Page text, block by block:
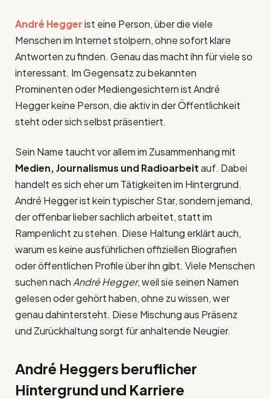
André Heggerist eine Person, über die viele
Menschen im Internet stolpern, ohne sofort klare
Antworten zu finden. Genau das macht ihn für viele so
interessant. Im Gegensatz zu bekannten
Prominenten oder Mediengesichtern ist André
Hegger keine Person, die aktiv in der Öffentlichkeit
steht oder sich selbst präsentiert.
Sein Name taucht vor allem im Zusammenhang mit
Medien, Journalismus und Radioarbeitauf. Dabei
handelt es sich eher um Tätigkeiten im Hintergrund.
André Hegger ist kein typischer Star, sondern jemand,
der offenbar lieber sachlich arbeitet, statt im
Rampenlicht zu stehen. Diese Haltung erklärt auch,
warum es keine ausführlichen offiziellen Biografien
oder öffentlichen Profile über ihn gibt. Viele Menschen
suchen nach André Hegger, weil sie seinen Namen
gelesen oder gehört haben, ohne zu wissen, wer
genau dahintersteht. Diese Mischung aus Präsenz
und Zurückhaltung sorgt für anhaltende Neugier.
André Heggers beruflicher
Hintergrund und Karriere